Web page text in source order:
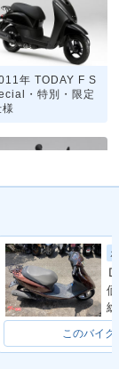
年 TODAY F S
・特別・限定
年 TODAY F・
ラーチェンジ
このバイク